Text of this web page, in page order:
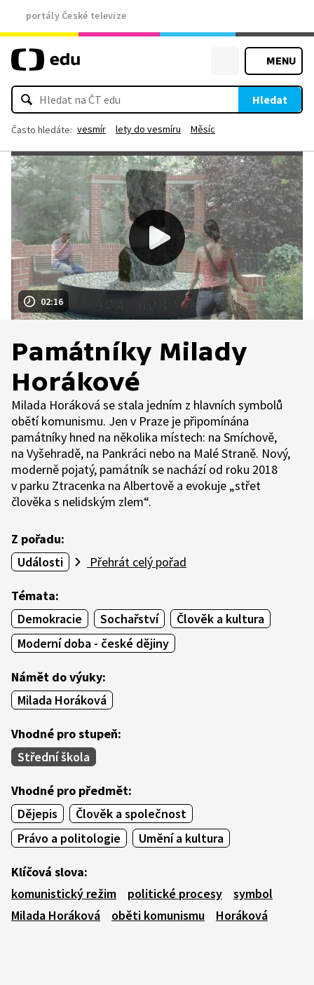
portály České televize
MENU
Hledat
Často hledáte: vesmír lety do vesmíru Měsíc
02:16
Památníky Milady
Horákové
Milada Horáková se stala jedním z hlavních symbolů
obětí komunismu. Jen v Praze je připomínána
památníky hned na několika místech: na Smíchově,
na Vyšehradě, na Pankráci nebo na Malé Straně. Nový,
moderně pojatý, památník se nachází od roku 2018
v parku Ztracenka na Albertově a evokuje „střet
člověka s nelidským zlem“.
Z pořadu:
Události
Přehrát celý pořad
Témata:
Demokracie
Sochařství
Člověk a kultura
Moderní doba - české dějiny
Námět do výuky:
Milada Horáková
Vhodné pro stupeň:
Střední škola
Vhodné pro předmět:
Dějepis
Člověk a společnost
Právo a politologie
Umění a kultura
Klíčová slova:
komunistický režim
politické procesy
symbol
Milada Horáková
oběti komunismu Horáková